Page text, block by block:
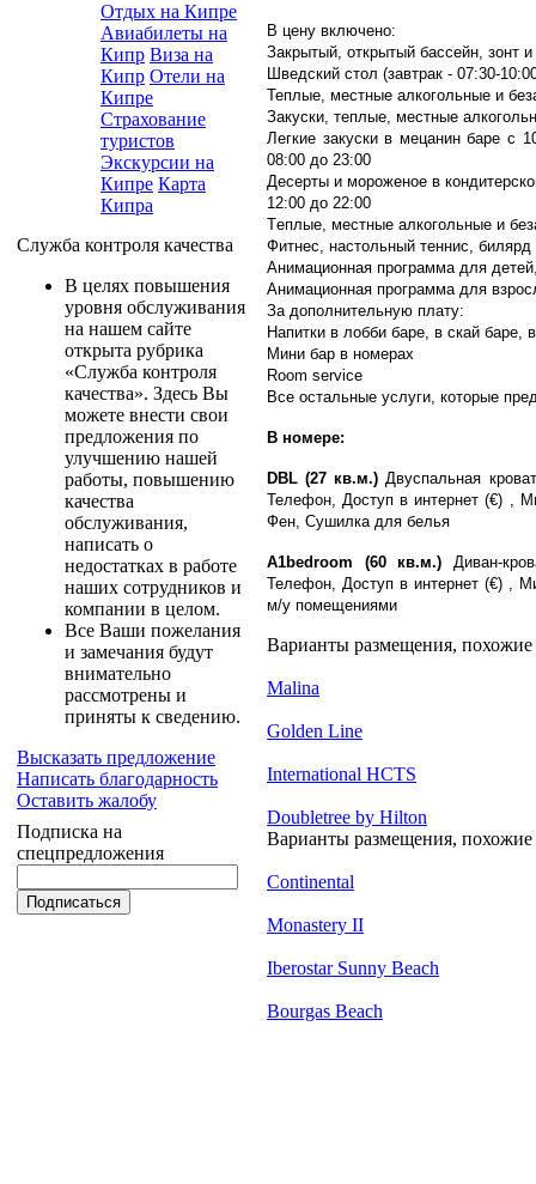
Отдых на Кипре
Авиабилеты на
Кипр Виза на
Кипр Отели на
Кипре
Страхование
туристов
Экскурсии на
Кипре Карта
Кипра
Служба контроля качества
В целях повышения
уровня обслуживания
на нашем сайте
открыта рубрика
«Служба контроля
качества». Здесь Вы
можете внести свои
предложения по
улучшению нашей
работы, повышению
качества
обслуживания,
написать о
недостатках в работе
наших сотрудников и
компании в целом.
Все Ваши пожелания
и замечания будут
внимательно
рассмотрены и
приняты к сведению.
Высказать предложение
Написать благодарность
Оставить жалобу
Подписка на
спецпредложения
В цену включено:
Закрытый, открытый бассейн, зонт
Шведский стол (завтрак - 07:30-
Теплыe, местныe алкогольные и
Закуски, теплыe, местныe
Легкие закуски в мецанин баре с
08:00 до 23:00
Десерты и мороженое в
12:00 до 22:00
Tеплыe, местныe алкогольные и
Фитнес, настольный теннис, билярд
Анимационная программа для
Анимационная программа для
За дополнительную плату:
Напитки в лобби баре, в скай баре,
Мини бар в номерах
Room service
Все остальныe услуги, которые
В номере:
DBL (27 кв.м.) Двуспальная
Телефон, Доступ в интернет (€) ,
Фен, Сушилка для белья
A1bedroom (60 кв.м.) Диван-
Телефон, Доступ в интернет (€) ,
м/у помещениями
Варианты размещения, похожие
Malina
Golden Line
International HCTS
Doubletree by Hilton
Варианты размещения,
Continental
Monastery II
Iberostar Sunny Beach
Bourgas Beach